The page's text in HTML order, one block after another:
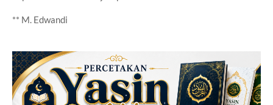
** M. Edwandi